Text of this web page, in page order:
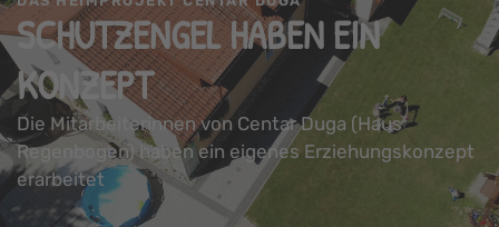
SCHUTZENGEL HABEN EIN
KONZEPT
Die Mitarbeiterinnen von Centar Duga (Haus
Regenbogen) haben ein eigenes Erziehungskonzept
erarbeitet